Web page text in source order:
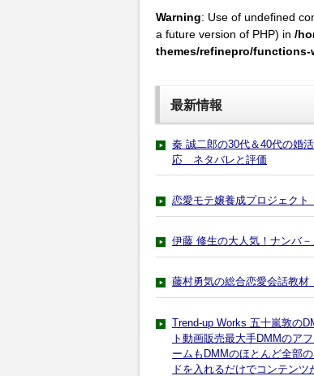
Warning: Use of undefined
a future version of PHP) in /
themes/refinepro/functions-
最新情報
秦 誠二郎の30代＆40代の婚
応 ネタバレと評価
恋愛モテ嬢養成プロジェク
伊藤 修生の大人気！ナンバ
藤村勇気の総合恋愛会話教材
Trend-up Works 五十嵐敦の
ト動画販売最大手DMMのア
ームもDMMのほとんど全部
ドを入れるだけでコンテン